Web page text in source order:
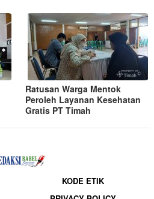
Ratusan Warga Mentok
Peroleh Layanan Kesehatan
Gratis PT Timah
KODE ETIK